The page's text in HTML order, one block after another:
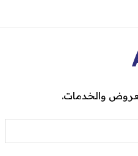
والخدمات.